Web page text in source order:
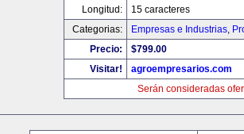
Longitud:
15 caracteres
Categorias:
Empresas e Industrias,
Precio:
$799.00
Visitar!
agroempresarios.com
Serán consideradas